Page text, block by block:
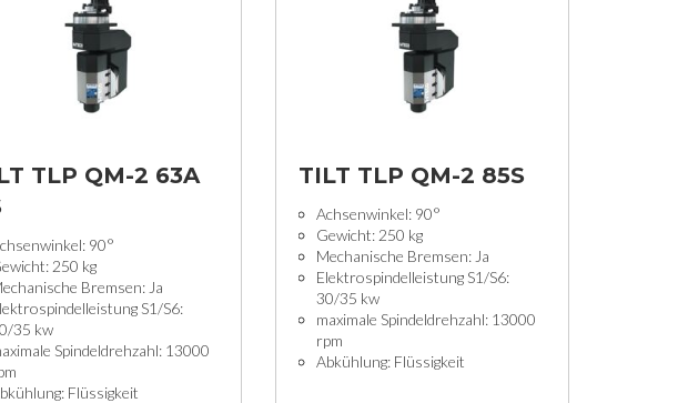
TLP QM-2 63A
90°
250 kg
Bremsen: Ja
S1/S6:
35 kw
Spindeldrehzahl: 13000
Flüssigkeit
TILT TLP QM-2 85S
Achsenwinkel: 90°
Gewicht: 250 kg
Mechanische Bremsen: Ja
Elektrospindelleistung S1/S6:
30/35 kw
maximale Spindeldrehzahl: 13000
rpm
Abkühlung: Flüssigkeit